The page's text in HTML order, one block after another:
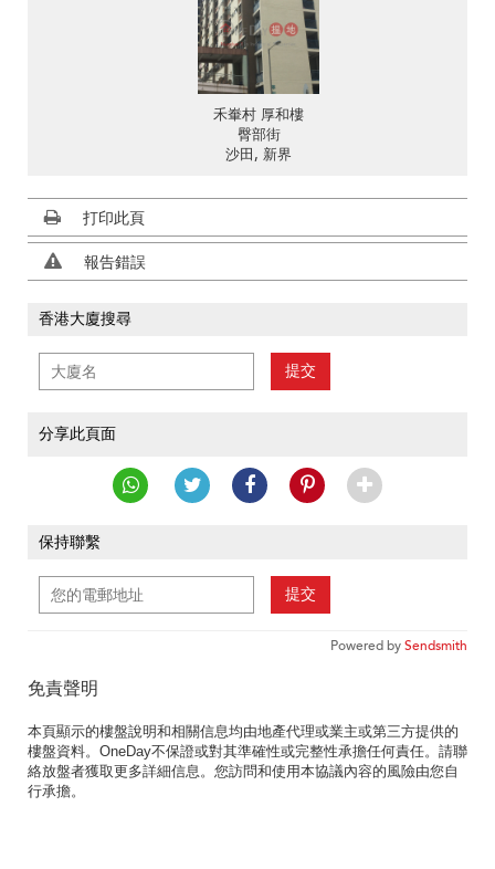
禾輋村 厚和樓
臀部街
沙田, 新界
打印此頁
報告錯誤
香港大廈搜尋
提交
分享此頁面
保持聯繫
提交
Powered bySendsmith
免責聲明
本頁顯示的樓盤說明和相關信息均由地產代理或業主或第三方提供的
樓盤資料。OneDay不保證或對其準確性或完整性承擔任何責任。請聯
絡放盤者獲取更多詳細信息。您訪問和使用本協議內容的風險由您自
行承擔。